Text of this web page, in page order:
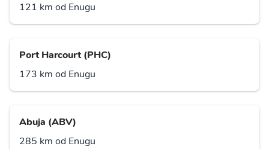
121 km od Enugu
Port Harcourt (PHC)
173 km od Enugu
Abuja (ABV)
285 km od Enugu